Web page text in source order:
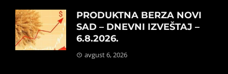
PRODUKTNA BERZA NOVI
SAD – DNEVNI IZVEŠTAJ –
6.8.2026.
avgust 6, 2026